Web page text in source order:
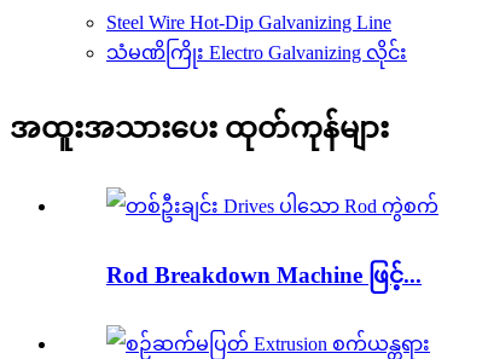
Steel Wire Hot-Dip Galvanizing Line
သံမဏိကြိုး Electro Galvanizing လိုင်း
အထူးအသားပေး ထုတ်ကုန်များ
Rod Breakdown Machine ဖြင့်...